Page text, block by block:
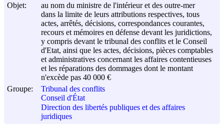
Objet:
au nom du ministre de l'intérieur et des outre-mer
dans la limite de leurs attributions respectives, tous
actes, arrêtés, décisions, correspondances courantes,
recours et mémoires en défense devant les juridictions,
y compris devant le tribunal des conflits et le Conseil
d'Etat, ainsi que les actes, décisions, pièces comptables
et administratives concernant les affaires contentieuses
et les réparations des dommages dont le montant
n'excède pas 40 000 €
Groupe:
Tribunal des conflits
Conseil d'État
Direction des libertés publiques et des affaires
juridiques